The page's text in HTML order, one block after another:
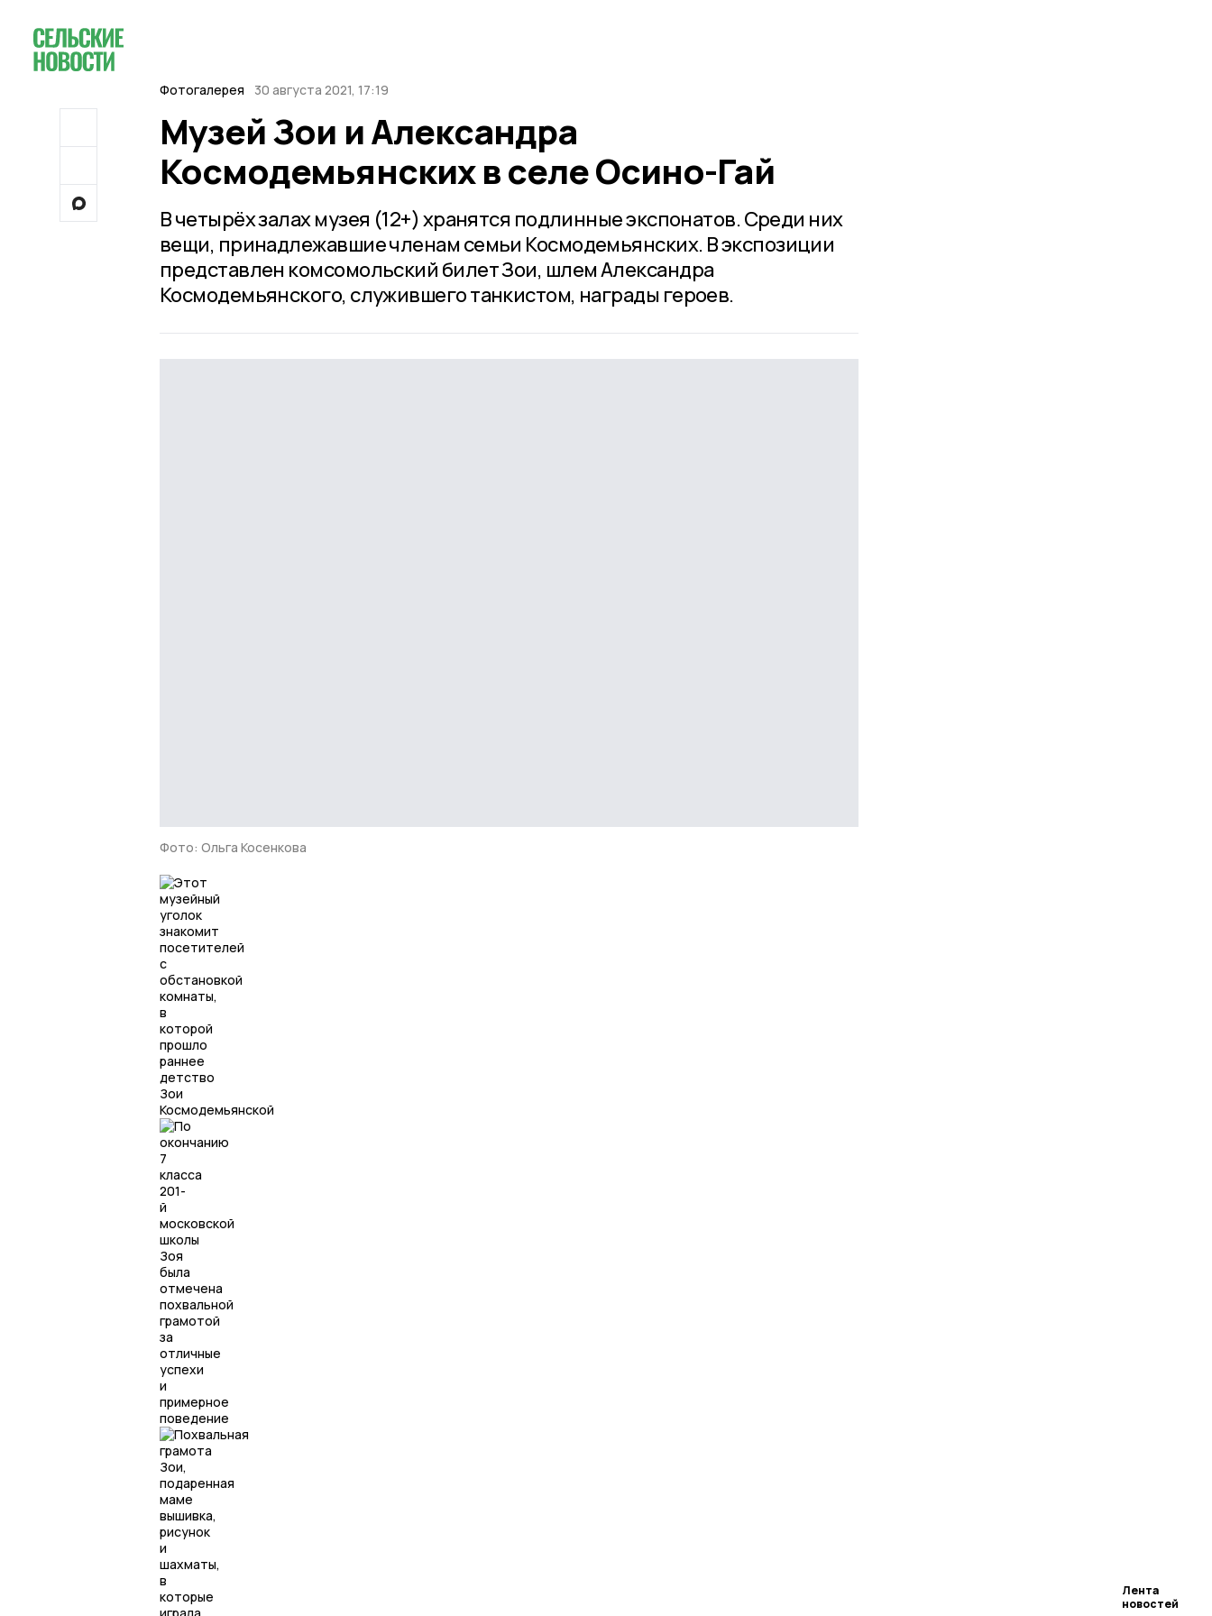
Лента
новостей
Фотогалерея 30 августа 2021, 17:19
Музей Зои и Александра
Космодемьянских в селе Осино-Гай
В четырёх залах музея (12+) хранятся подлинные экспонатов. Среди них
вещи, принадлежавшие членам семьи Космодемьянских. В экспозиции
представлен комсомольский билет Зои, шлем Александра
Космодемьянского, служившего танкистом, награды героев.
Фото: Ольга Косенкова